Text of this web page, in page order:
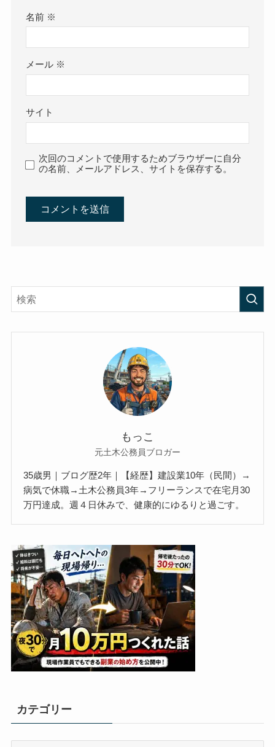
名前 ※
メール ※
サイト
次回のコメントで使用するためブラウザーに自分
の名前、メールアドレス、サイトを保存する。
もっこ
元土木公務員ブロガー
35歳男｜ブログ歴2年｜【経歴】建設業10年（民間）→
病気で休職→土木公務員3年→フリーランスで在宅月30
万円達成。週４日休みで、健康的にゆるりと過ごす。
カテゴリー